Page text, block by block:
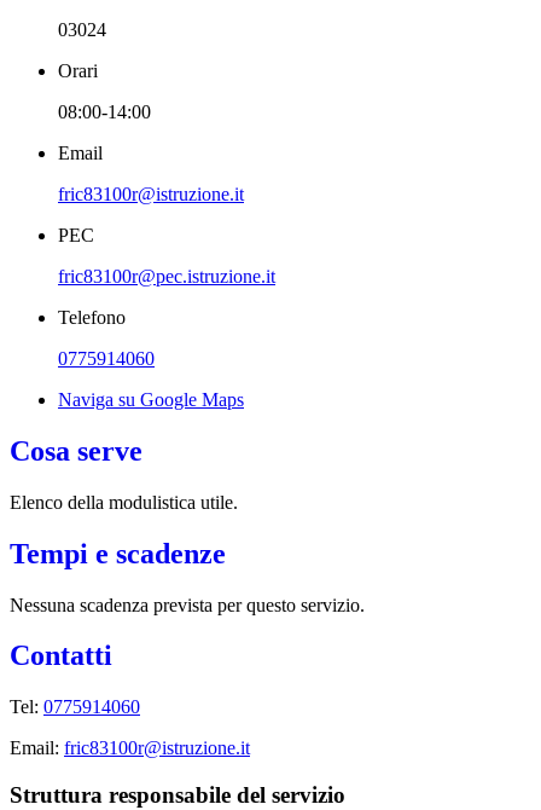
03024
Orari
08:00-14:00
Email
fric83100r@istruzione.it
PEC
fric83100r@pec.istruzione.it
Telefono
0775914060
Naviga su Google Maps
Cosa serve
Elenco della modulistica utile.
Tempi e scadenze
Nessuna scadenza prevista per questo servizio.
Contatti
Tel: 0775914060
Email: fric83100r@istruzione.it
Struttura responsabile del servizio